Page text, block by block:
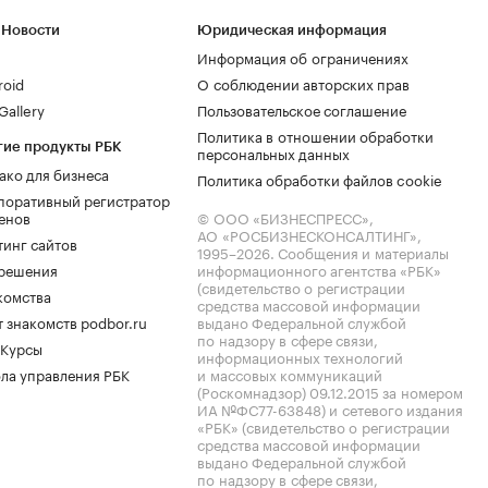
продукты РБК
для бизнеса
регистратор
сайтов
знакомств podbor.ru
управления РБК
Юридическая информация
Информация об ограничениях
О соблюдении авторских прав
Пользовательское соглашение
Политика в отношении обработки
персональных данных
Политика обработки файлов cookie
© ООО «БИЗНЕСПРЕСС»,
АО «РОСБИЗНЕСКОНСАЛТИНГ»,
1995–2026. Сообщения и материалы
информационного агентства «РБК»
(свидетельство о регистрации
средства массовой информации
выдано Федеральной службой
по надзору в сфере связи,
информационных технологий
и массовых коммуникаций
(Роскомнадзор) 09.12.2015 за номером
ИА №ФС77-63848) и сетевого издания
«РБК» (свидетельство о регистрации
средства массовой информации
выдано Федеральной службой
по надзору в сфере связи,